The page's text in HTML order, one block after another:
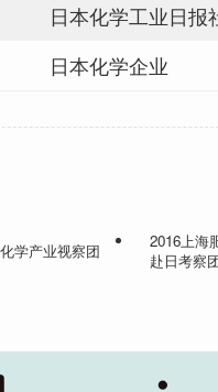
日本化学工业日报
日本化学企业
学产业视察团
2016上海
赴日考察